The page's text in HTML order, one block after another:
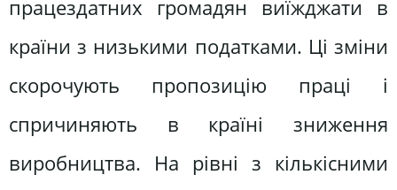
працездатних громадян виїжджати в
країни з низькими податками. Ці зміни
скорочують пропозицію праці і
спричиняють в країні зниження
виробництва. На рівні з кількісними